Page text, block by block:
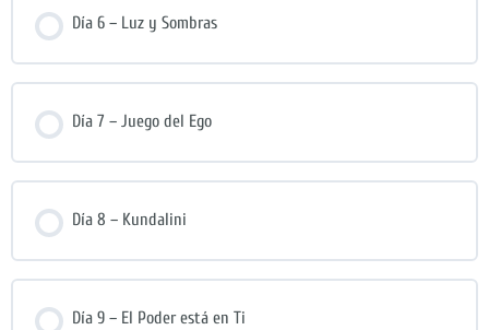
Día 6 – Luz y Sombras
Día 7 – Juego del Ego
Día 8 – Kundalini
Día 9 – El Poder está en Ti